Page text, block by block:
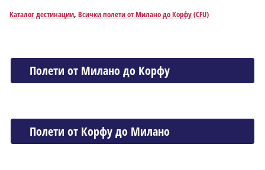
Каталог дестинации, Всички полети от Миланo до Корфу (CFU)
Полети от Миланo до Корфу
Полети от Корфу до Миланo